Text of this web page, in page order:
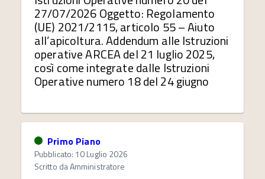
27/07/2026 Oggetto: Regolamento
(UE) 2021/2115, articolo 55 – Aiuto
all’apicoltura. Addendum alle Istruzioni
operative ARCEA del 21 luglio 2025,
così come integrate dalle Istruzioni
Operative numero 18 del 24 giugno
Primo Piano
Pubblicato: 10 Luglio 2026
Scritto daAmministratore